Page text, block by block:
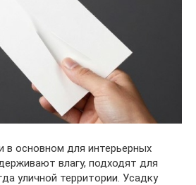
в основном для интерьерных
влагу, подходят для
уличной территории. Усадку